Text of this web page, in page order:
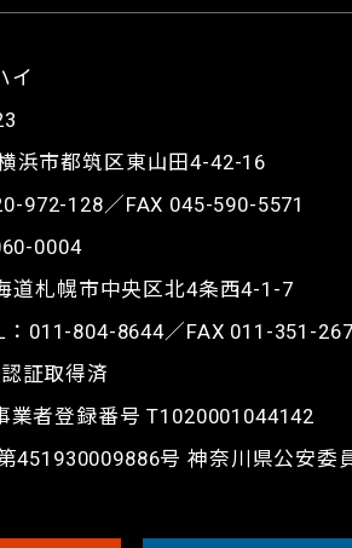
イ
浜市都筑区東山田4-42-16
972-128／FAX 045-590-5571
0004
道札幌市中央区北4条西4-1-7
011-804-8644／FAX 011-351-
証取得済
業者登録番号 T1020001044142
451930009886号 神奈川県公安委